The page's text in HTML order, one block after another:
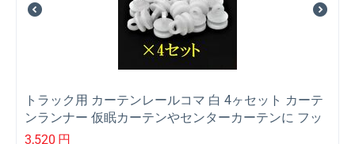
トラック用 カーテンレールコマ 白 4ヶセット カーテ
ンランナー 仮眠カーテンやセンターカーテンに フッ
クかけ
3,520 円